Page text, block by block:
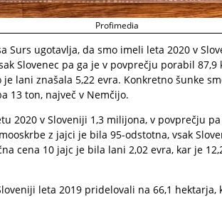
Profimedia
Surs ugotavlja, da smo imeli leta 2020 v
Slovenec pa ga je v povprečju porabil
je lani znašala 5,22 evra. Konkretno šunke
13 ton, največ v Nemčijo.
2020 v Sloveniji 1,3 milijona, v povprečju
z jajci je bila 95-odstotna, vsak
cena 10 jajc je bila lani 2,02 evra, kar je
leta 2019 pridelovali na 66,1